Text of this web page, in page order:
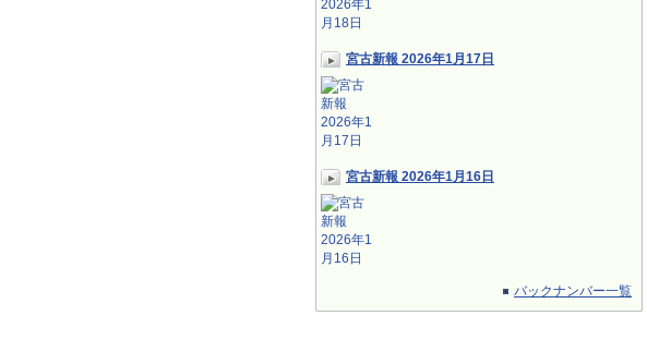
宮古新報 2026年1月17日
宮古新報 2026年1月16日
バックナンバー一覧